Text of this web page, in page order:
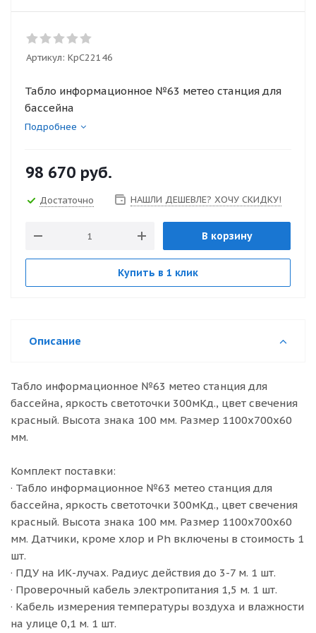
Артикул: КрС22146
Табло информационное №63 метео станция для
бассейна
Подробнее
98 670 руб.
Достаточно НАШЛИ ДЕШЕВЛЕ? ХОЧУ СКИДКУ!
В корзину
Купить в 1 клик
Описание
Табло информационное №63 метео станция для
бассейна, яркость светоточки 300мКд., цвет свечения
красный. Высота знака 100 мм. Размер 1100х700х60
мм.
Комплект поставки:
· Табло информационное №63 метео станция для
бассейна, яркость светоточки 300мКд., цвет свечения
красный. Высота знака 100 мм. Размер 1100х700х60
мм. Датчики, кроме хлор и Ph включены в стоимость 1
шт.
· ПДУ на ИК-лучах. Радиус действия до 3-7 м. 1 шт.
· Проверочный кабель электропитания 1,5 м. 1 шт.
· Кабель измерения температуры воздуха и влажности
на улице 0,1 м. 1 шт.